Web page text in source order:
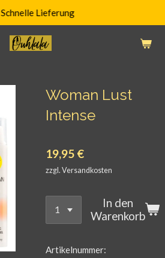
Schnelle Lieferung
Woman Lust
Intense
19,95 €
zzgl. Versandkosten
In den
Warenkorb
Artikelnummer: